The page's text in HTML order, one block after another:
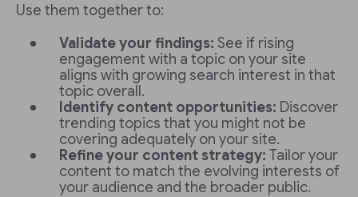
Use them together to:
Validate your findings: See if rising
engagement with a topic on your site
aligns with growing search interest in that
topic overall.
Identify content opportunities: Discover
trending topics that you might not be
covering adequately on your site.
Refine your content strategy: Tailor your
content to match the evolving interests of
your audience and the broader public.